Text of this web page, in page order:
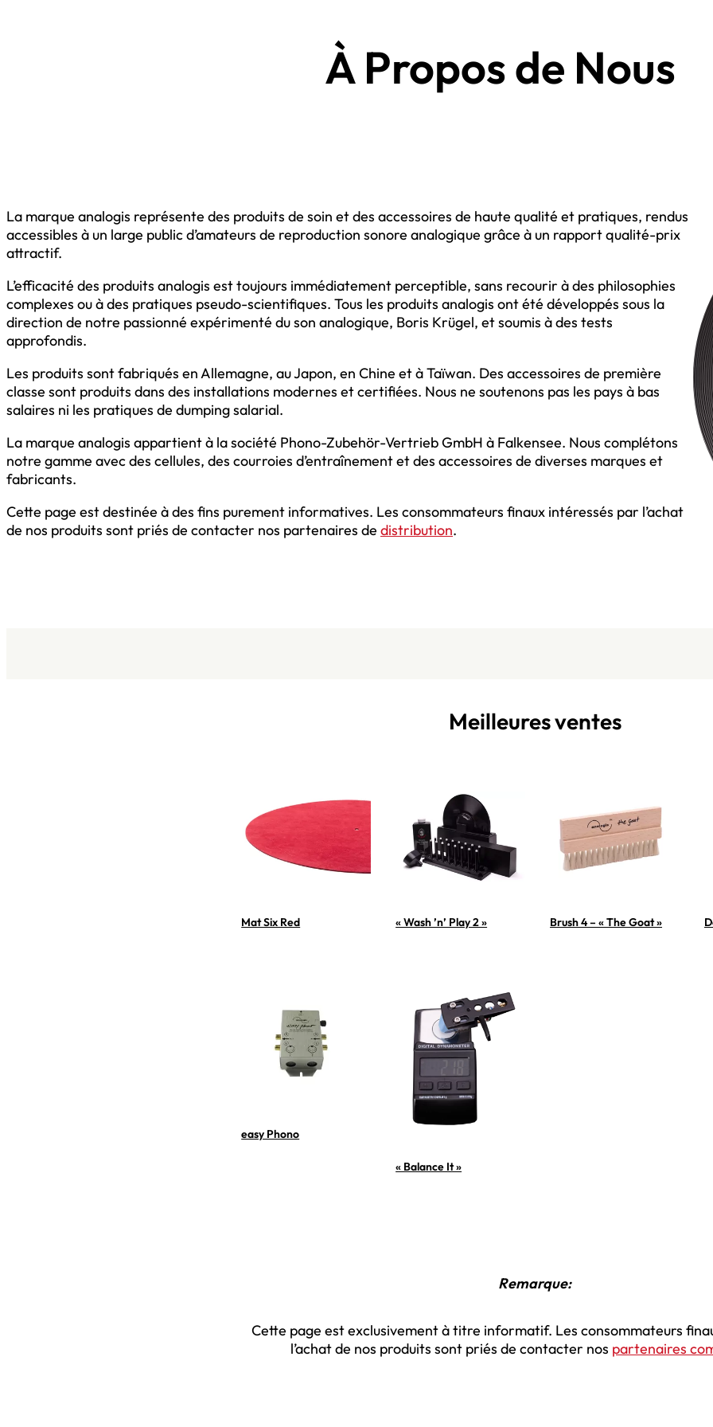
À Propos de Nous
La marque analogis représente des produits de soin et des accessoires de haute qualité et pratiques, rendus
accessibles à un large public d’amateurs de reproduction sonore analogique grâce à un rapport qualité-prix
attractif.
L’efficacité des produits analogis est toujours immédiatement perceptible, sans recourir à des philosophies
complexes ou à des pratiques pseudo-scientifiques. Tous les produits analogis ont été développés sous la
direction de notre passionné expérimenté du son analogique, Boris Krügel, et soumis à des tests
approfondis.
Les produits sont fabriqués en Allemagne, au Japon, en Chine et à Taïwan. Des accessoires de première
classe sont produits dans des installations modernes et certifiées. Nous ne soutenons pas les pays à bas
salaires ni les pratiques de dumping salarial.
La marque analogis appartient à la société Phono-Zubehör-Vertrieb GmbH à Falkensee. Nous complétons
notre gamme avec des cellules, des courroies d’entraînement et des accessoires de diverses marques et
fabricants.
Cette page est destinée à des fins purement informatives. Les consommateurs finaux intéressés par l’achat
de nos produits sont priés de contacter nos partenaires de distribution.
Meilleures ventes
Mat Six Red « Wash ’n’ Play 2 » Brush 4 – « The Goat »
easy Phono
« Balance It »
Remarque:
Cette page est exclusivement à titre informatif. Les consommateurs
l’achat de nos produits sont priés de contacter nos partenaires